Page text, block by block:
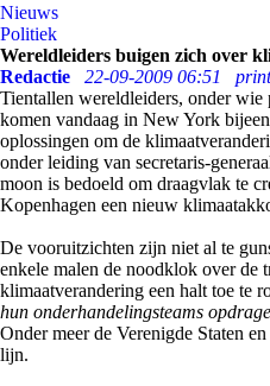
Nieuws
Politiek
Wereldleiders buigen zich over
Redactie
22-09-2009 06:51
print
Tientallen wereldleiders, onder wie
komen vandaag in New York
oplossingen om de
onder leiding van secretaris-
moon is bedoeld om draagvlak te
Kopenhagen een nieuw
De vooruitzichten zijn niet al te
enkele malen de noodklok over de
klimaatverandering een halt toe te
hun onderhandelingsteams
Onder meer de Verenigde Staten
lijn.